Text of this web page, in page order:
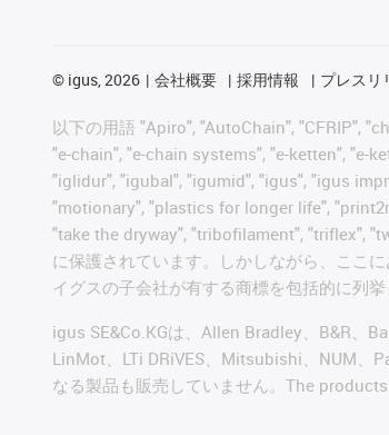
© igus, 2026 会社概要 採用情報 プレスリ
以下の用語 "Apiro", "AutoChain", "CFRIP",
"e-chain", "e-chain systems", "e-ketten", "e-
"iglidur", "igubal", "igumid", "igus", "igus
"motionary", "plastics for longer life",
"take the dryway", "tribofilament", "triflex",
に保護されています。しかしながら、ここ
イグスの子会社が有する商標を包括的に列
igus SE&Co.KGは、Allen Bradley、B&R、
LinMot、LTi DRiVES、Mitsubishi、NUM、
なる製品も販売していません。The